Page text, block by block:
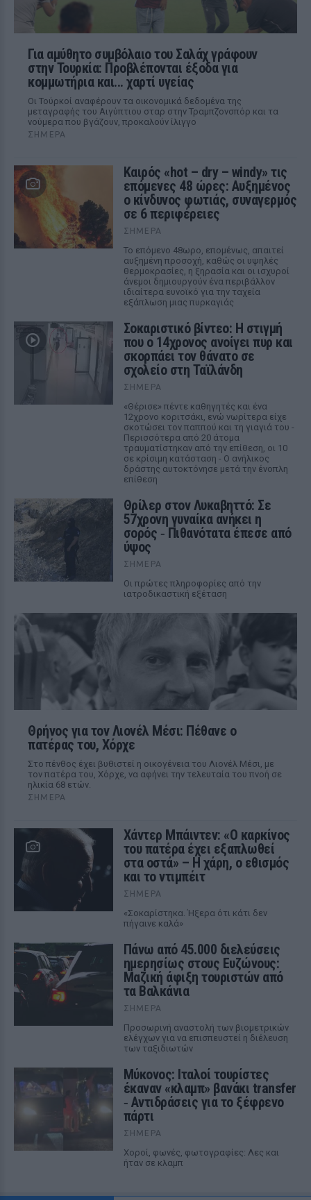
Για αμύθητο συμβόλαιο του Σαλάχ γράφουν
στην Τουρκία: Προβλέπονται έξοδα για
κομμωτήρια και... χαρτί υγείας
Οι Τούρκοί αναφέρουν τα οικονομικά δεδομένα της
μεταγραφής του Αιγύπτιου σταρ στην Τραμπζονσπόρ και τα
νούμερα που βγάζουν, προκαλούν ίλιγγο
ΣΉΜΕΡΑ
Καιρός «hot – dry – windy» τις
επόμενες 48 ώρες: Αυξημένος
ο κίνδυνος φωτιάς, συναγερμός
σε 6 περιφέρειες
ΣΉΜΕΡΑ
Το επόμενο 48ωρο, επομένως, απαιτεί
αυξημένη προσοχή, καθώς οι υψηλές
θερμοκρασίες, η ξηρασία και οι ισχυροί
άνεμοι δημιουργούν ένα περιβάλλον
ιδιαίτερα ευνοϊκό για την ταχεία
εξάπλωση μιας πυρκαγιάς
Σοκαριστικό βίντεο: Η στιγμή
που ο 14χρονος ανοίγει πυρ και
σκορπάει τον θάνατο σε
σχολείο στη Ταϊλάνδη
ΣΉΜΕΡΑ
«Θέρισε» πέντε καθηγητές και ένα
12χρονο κοριτσάκι, ενώ νωρίτερα είχε
σκοτώσει τον παππού και τη γιαγιά του -
Περισσότερα από 20 άτομα
τραυματίστηκαν από την επίθεση, οι 10
σε κρίσιμη κατάσταση - Ο ανήλικος
δράστης αυτοκτόνησε μετά την ένοπλη
επίθεση
Θρίλερ στον Λυκαβηττό: Σε
57χρονη γυναίκα ανήκει η
σορός ‑ Πιθανότατα έπεσε από
ύψος
ΣΉΜΕΡΑ
Οι πρώτες πληροφορίες από την
ιατροδικαστική εξέταση
Θρήνος για τον Λιονέλ Μέσι: Πέθανε ο
πατέρας του, Χόρχε
Στο πένθος έχει βυθιστεί η οικογένεια του Λιονέλ Μέσι, με
τον πατέρα του, Χόρχε, να αφήνει την τελευταία του πνοή σε
ηλικία 68 ετών.
ΣΉΜΕΡΑ
Χάντερ Μπάιντεν: «Ο καρκίνος
του πατέρα έχει εξαπλωθεί
στα οστά» – Η χάρη, ο εθισμός
και το ντιμπέιτ
ΣΉΜΕΡΑ
«Σοκαρίστηκα. Ήξερα ότι κάτι δεν
πήγαινε καλά»
Πάνω από 45.000 διελεύσεις
ημερησίως στους Ευζώνους:
Μαζική άφιξη τουριστών από
τα Βαλκάνια
ΣΉΜΕΡΑ
Προσωρινή αναστολή των βιομετρικών
ελέγχων για να επισπευστεί η διέλευση
των ταξιδιωτών
Μύκονος: Ιταλοί τουρίστες
έκαναν «κλαμπ» βανάκι transfer
‑ Αντιδράσεις για το ξέφρενο
πάρτι
ΣΉΜΕΡΑ
Χοροί, φωνές, φωτογραφίες: Λες και
ήταν σε κλαμπ